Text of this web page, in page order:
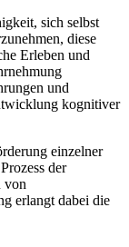
sich selbst
diese
Erleben und
und
kognitiver
einzelner
der
von
erlangt dabei die